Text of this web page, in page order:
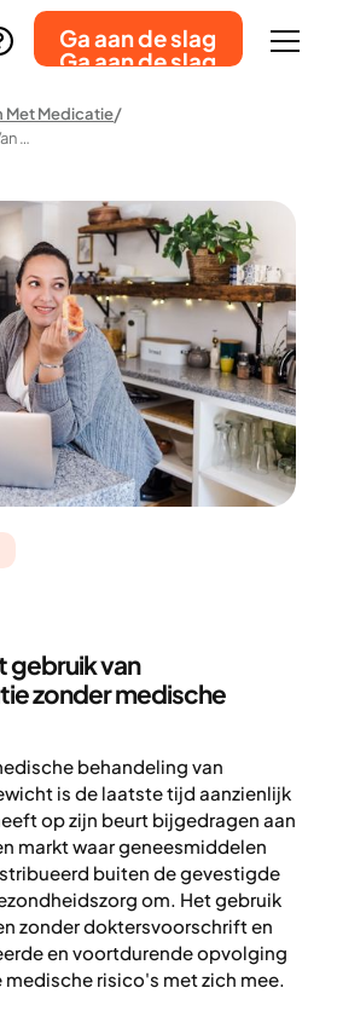
Ga aan de slag
Ga aan de slag
Met Medicatie
Risico's Van Het Gebruik Van Afslankmedicatie Zonder Medische Begeleiding
gebruik van
zonder medische
behandeling van
is de laatste tijd aanzienlijk
op zijn beurt bijgedragen aan
markt waar geneesmiddelen
buiten de gevestigde
om. Het gebruik
zonder doktersvoorschrift en
en voortdurende opvolging
risico's met zich mee.